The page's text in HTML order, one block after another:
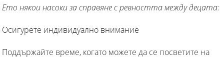
Ето някои насоки за справяне с ревността между децата:
Осигурете индивидуално внимание
Поддържайте време, когато можете да се посветите на